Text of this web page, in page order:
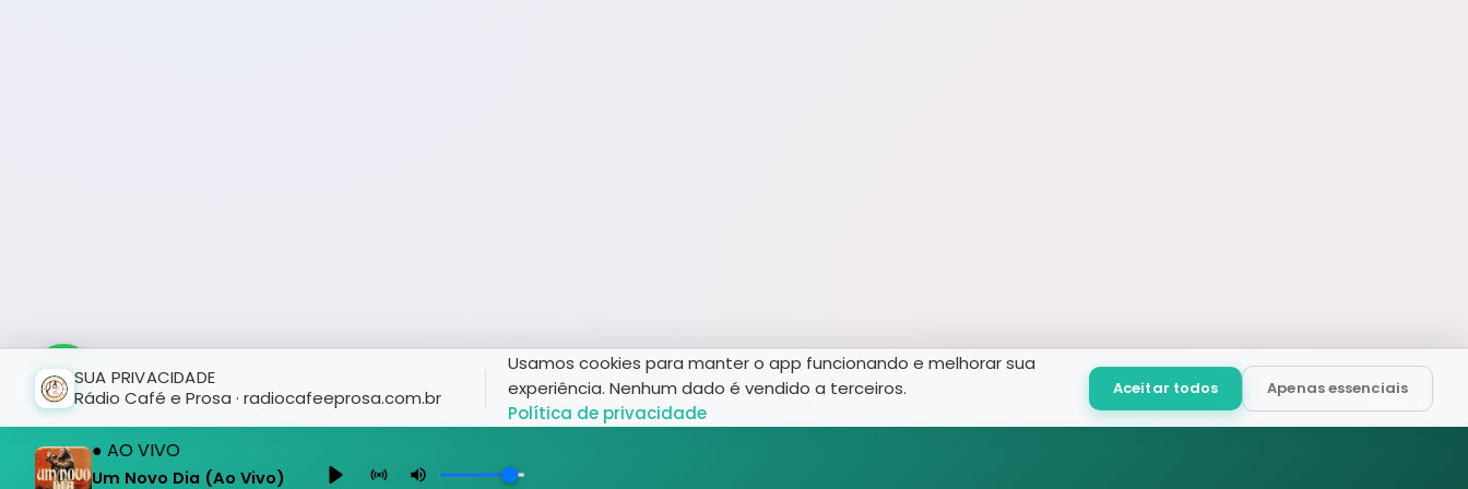
● AO VIVO
Um Novo Dia (Ao Vivo)
SUA PRIVACIDADE
Rádio Café e Prosa · radiocafeeprosa.com.br
Usamos cookies para manter o app funcionando e melhorar sua
experiência. Nenhum dado é vendido a terceiros.
Política de privacidade
Aceitar todos Apenas essenciais